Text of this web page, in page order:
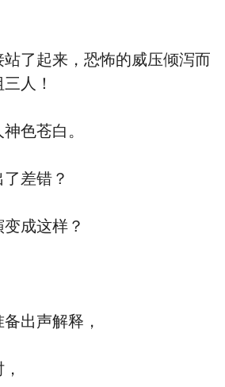
了起来，恐怖的威压倾泻而
人！
色苍白。
差错？
成这样？
出声解释，